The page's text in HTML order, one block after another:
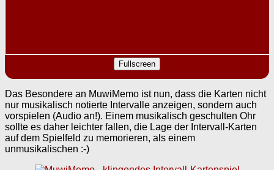
Fullscreen
Das Besondere an MuwiMemo ist nun, dass die Karten nicht
nur musikalisch notierte Intervalle anzeigen, sondern auch
vorspielen (Audio an!). Einem musikalisch geschulten Ohr
sollte es daher leichter fallen, die Lage der Intervall-Karten
auf dem Spielfeld zu memorieren, als einem
unmusikalischen :-)